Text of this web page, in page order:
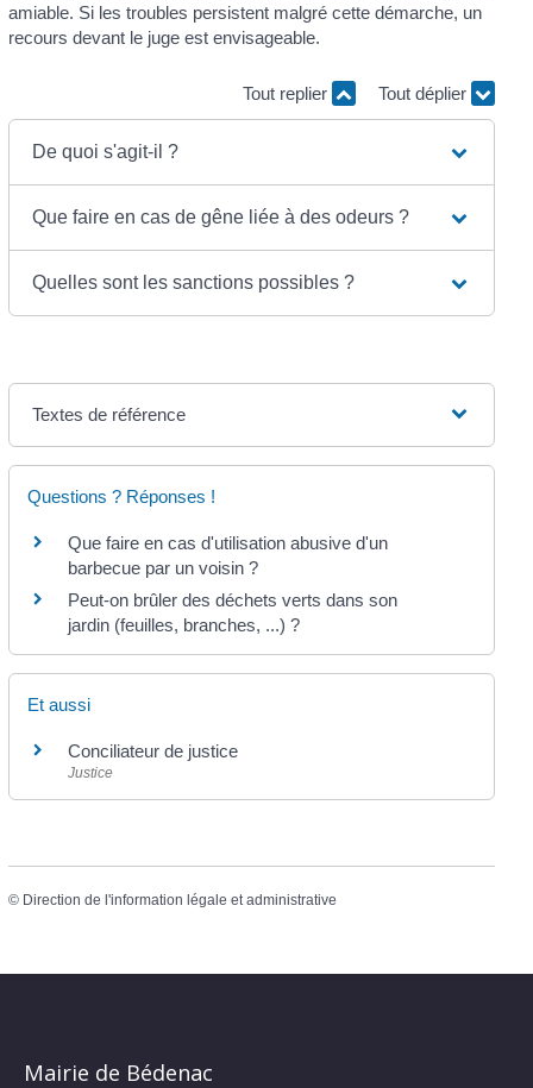
amiable. Si les troubles persistent malgré cette démarche, un
recours devant le juge est envisageable.
Tout replier Tout déplier
De quoi s'agit-il ?
Que faire en cas de gêne liée à des odeurs ?
Quelles sont les sanctions possibles ?
Textes de référence
Questions ? Réponses !
Que faire en cas d'utilisation abusive d'un
barbecue par un voisin ?
Peut-on brûler des déchets verts dans son
jardin (feuilles, branches, ...) ?
Et aussi
Conciliateur de justice
Justice
© Direction de l'information légale et administrative
Mairie de Bédenac